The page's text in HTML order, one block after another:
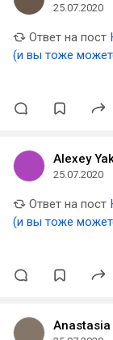
25.07.2020
Ответ на пост
(и вы тоже
Alexey
25.07.2020
Ответ на пост
(и вы тоже
Anastasia